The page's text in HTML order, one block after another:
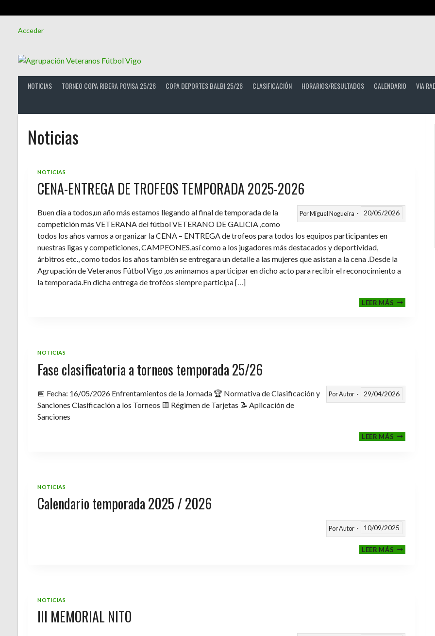
Acceder
NOTICIAS TORNEO COPA RIBERA POVISA 25/26 COPA DEPORTES BALBI 25/26 CLASIFICACIÓN HORARIOS/RESULTADOS CALENDARIO VIA
Noticias
NOTICIAS
CENA-ENTREGA DE TROFEOS TEMPORADA 2025-2026
PorMiguel Nogueira 20/05/2026
Buen día a todos,un año más estamos llegando al final de temporada de la
competición más VETERANA del fútbol VETERANO DE GALICIA ,como
todos los años vamos a organizar la CENA – ENTREGA de trofeos para todos los equipos participantes en
nuestras ligas y competiciones, CAMPEONES,así como a los jugadores más destacados y deportividad,
árbitros etc., como todos los años también se entregara un detalle a las mujeres que asistan a la cena .Desde la
Agrupación de Veteranos Fútbol Vigo ,os animamos a participar en dicho acto para recibir el reconocimiento a
la temporada.En dicha entrega de troféos siempre participa […]
LEER MÁSCENA-
ENTREGA
NOTICIAS
Fase clasificatoria a torneos temporada 25/26
PorAutor 29/04/2026
📅 Fecha: 16/05/2026 Enfrentamientos de la Jornada 🏆 Normativa de Clasificación y
Sanciones Clasificación a los Torneos 🟨 Régimen de Tarjetas 📝 Aplicación de
Sanciones
LEER MÁSFASE
NOTICIAS
Calendario temporada 2025 / 2026
PorAutor 10/09/2025
LEER MÁSCALENDARIO
TEMPORADA
NOTICIAS
III MEMORIAL NITO